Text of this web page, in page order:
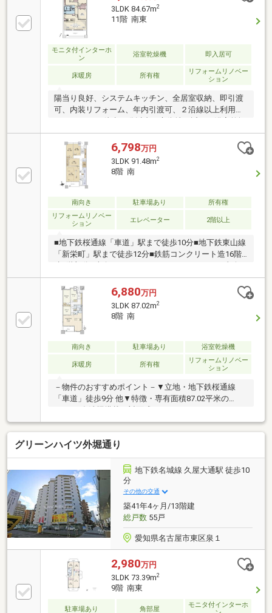
グ・クロス・クッションフロア■16階建10階部分 南
向き前面棟無 眺望・通風・採光良好！■段差のない
バリアフリーな設計■専有面積96.34㎡ 3LDKのお部屋
となります！■2005年8月築ダイワハウス工業旧分譲マ
ンション！■車寄せスペース有■シャッターゲート付
き、自走式駐車場有（月額7000円から14000円）
3LDK 84.67m2
11階 南東
モニタ付インターホ
ン
浴室乾燥機 即入居可
床暖房 所有権
リフォームリノベー
ション
陽当り良好、システムキッチン、全居室収納、即引渡
可、内装リフォーム、年内引渡可、２沿線以上利用
機、閑静な住宅地、ＬＤＫ１５畳以上、高層階、シャ
ワー付洗面化粧台、対面式キッチン、セキュリティ充
実、東南向き、南面バルコニー、フローリング張替、
オートバス、温水洗浄便座、ＴＶモニタ付インターホ
ン、リノベーション、都市近郊、通風良好、全居室フ
ローリング、眺望良好、ペット相談、小学校 徒歩10分
以内、平坦地、床暖房、エレベーター、宅配ボック
ス、食器洗乾燥機、周辺交通量少なめ、浄水器、バル
コニー・屋上に水栓あり、高機能トイレ
6,798万円
3LDK 91.48m2
8階 南
南向き 駐車場あり
所有権
リフォームリノベー
ション
エレベーター 2階以上
■地下鉄桜通線「車道」駅まで徒歩10分■地下鉄東山線
「新栄町」駅まで徒歩12分■鉄筋コンクリート造16階
償）■屋根付きの車寄せアプローチ、ホテルライクな
エントランス■広いセンターガーデン、ライブラリ―、
ゲストルーム(利用料4000円/泊)設置■コンセルジュサ
ービスあり■ペット飼育可能（管理規約による規定あ
り）～リフォーム内容～◇2026年1月完成：システム
キッチン・洗面化粧台・ユニットバス・トイレ交
換 ：全居室クロス・フローリング張り
替え ：ハウスクリーニング実施
6,880万円
3LDK 87.02m2
8階 南
南向き 駐車場あり 浴室乾燥機
床暖房 所有権
リフォームリノベー
ション
－物件のおすすめポイント－▼立地・地下鉄桜通線
「車道」徒歩9分 他▼特徴・専有面積87.02平米の
サービス有▼設備・床暖房・タンクレストイレ▼2026
年7月室内リフォーム内容【交換】キッチン、トイ
レ、UB 等【張替】全室壁・天井クロス 等【その他】
ハウスクリーニング 他※専有面積の他にアルコーブ面
積(約4.38平米)を含む※修繕積立金は2030年まで毎年月
額平均1800円増額が決定■ ご希望の住まい探しをお手
伝いします ━━━━━・・・物件の詳細・ご相談はお
気軽にお問い合わせください。
グリーンハイツ外堀通り
地下鉄名城線 久屋大通駅 徒歩10
分
その他の交通
築41年4ヶ月/13階建
総戸数55戸
愛知県名古屋市東区泉１
2,980万円
3LDK 73.39m2
9階 南東
駐車場あり 角部屋
モニタ付インターホ